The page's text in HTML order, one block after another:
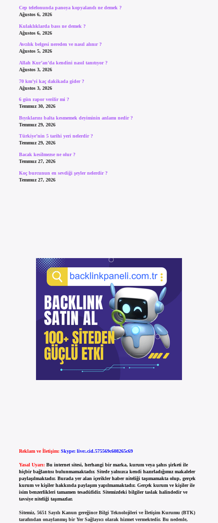
Cep telefonunda panoya kopyalandı ne demek ?
Ağustos 6, 2026
Kulaklıklarda bass ne demek ?
Ağustos 6, 2026
Avcılık belgesi nereden ve nasıl alınır ?
Ağustos 5, 2026
Allah Kur’an’da kendini nasıl tanıtıyor ?
Ağustos 3, 2026
70 km’yi kaç dakikada gider ?
Ağustos 3, 2026
6 gün rapor verilir mi ?
Temmuz 30, 2026
Bıyıklarını balta kesmemek deyiminin anlamı nedir ?
Temmuz 29, 2026
Türkiye’nin 5 tarihi yeri nelerdir ?
Temmuz 29, 2026
Bacak kesilmezse ne olur ?
Temmuz 27, 2026
Koç burcunun en sevdiği şeyler nelerdir ?
Temmuz 27, 2026
Reklam ve İletişim: Skype: live:.cid.575569c608265c69
Yasal Uyarı: Bu internet sitesi, herhangi bir marka, kurum veya şahıs şirketi ile
hiçbir bağlantısı bulunmamaktadır. Sitede yalnızca kendi hazırladığımız makaleler
paylaşılmaktadır. Burada yer alan içerikler haber niteliği taşımamakta olup, gerçek
kurum ve kişiler hakkında paylaşım yapılmamaktadır. Gerçek kurum ve kişiler ile
isim benzerlikleri tamamen tesadüfidir. Sitemizdeki bilgiler taslak halindedir ve
tavsiye niteliği taşımazlar.
Sitemiz, 5651 Sayılı Kanun gereğince Bilgi Teknolojileri ve İletişim Kurumu (BTK)
tarafından onaylanmış bir Yer Sağlayıcı olarak hizmet vermektedir. Bu nedenle,